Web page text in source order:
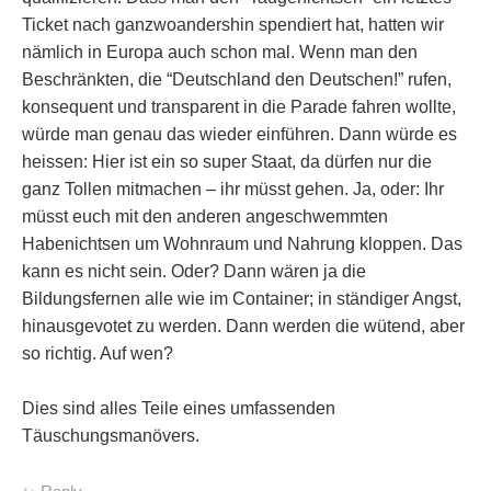
Ticket nach ganzwoandershin spendiert hat, hatten wir
nämlich in Europa auch schon mal. Wenn man den
Beschränkten, die “Deutschland den Deutschen!” rufen,
konsequent und transparent in die Parade fahren wollte,
würde man genau das wieder einführen. Dann würde es
heissen: Hier ist ein so super Staat, da dürfen nur die
ganz Tollen mitmachen – ihr müsst gehen. Ja, oder: Ihr
müsst euch mit den anderen angeschwemmten
Habenichtsen um Wohnraum und Nahrung kloppen. Das
kann es nicht sein. Oder? Dann wären ja die
Bildungsfernen alle wie im Container; in ständiger Angst,
hinausgevotet zu werden. Dann werden die wütend, aber
so richtig. Auf wen?
Dies sind alles Teile eines umfassenden
Täuschungsmanövers.